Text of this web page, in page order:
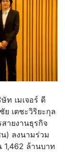
ท เมเจอร์ ดี
เตชะวิริยะกุล
ายงานธุรกิจ
) ลงนามร่วม
1,462 ล้านบาท